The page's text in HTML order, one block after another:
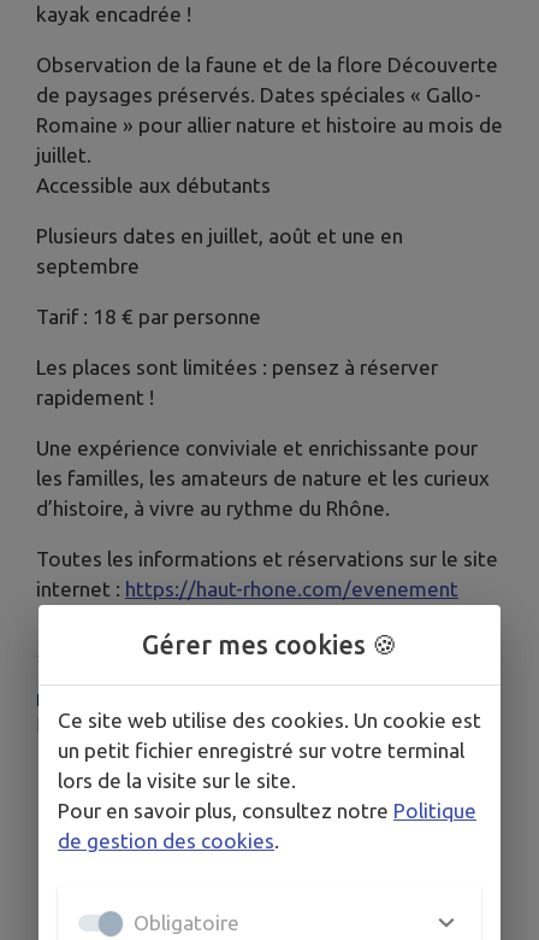
kayak encadrée !
Observation de la faune et de la flore Découverte
de paysages préservés. Dates spéciales « Gallo-
Romaine » pour allier nature et histoire au mois de
juillet.
Accessible aux débutants
Plusieurs dates en juillet, août et une en
septembre
Tarif : 18 € par personne
Les places sont limitées : pensez à réserver
rapidement !
Une expérience conviviale et enrichissante pour
les familles, les amateurs de nature et les curieux
d’histoire, à vivre au rythme du Rhône.
Toutes les informations et réservations sur le site
internet : https://haut-rhone.com/evenement
PLUS D'INFORMATIONS
https://haut-rhone.com/evenement
Gérer mes cookies 🍪
Ce site web utilise des cookies. Un cookie est
un petit fichier enregistré sur votre terminal
lors de la visite sur le site.
Pour en savoir plus, consultez notre Politique
de gestion des cookies
Obligatoire